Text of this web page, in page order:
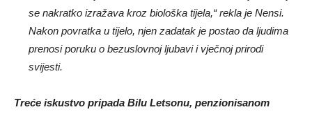
se nakratko izražava kroz biološka tijela,“ rekla je Nensi.
Nakon povratka u tijelo, njen zadatak je postao da ljudima
prenosi poruku o bezuslovnoj ljubavi i vječnoj prirodi
svijesti.
Treće iskustvo pripada Bilu Letsonu, penzionisanom